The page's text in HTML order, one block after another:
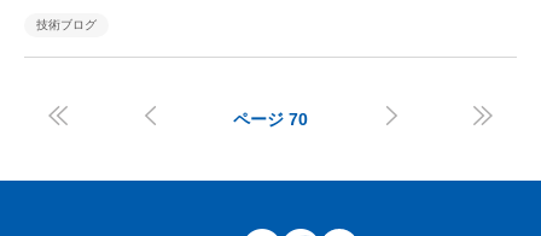
技術ブログ
  ページ 70  